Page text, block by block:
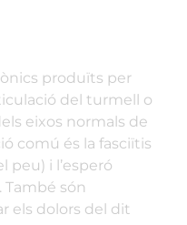
produïts per
del turmell o
eixos normals de
comú és la fasciïtis
peu) i l’esperó
També són
els dolors del dit